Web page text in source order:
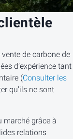
de carbone de
d’expérience tant
(Consulter les
qu’ils ne sont
marché grâce à
relations